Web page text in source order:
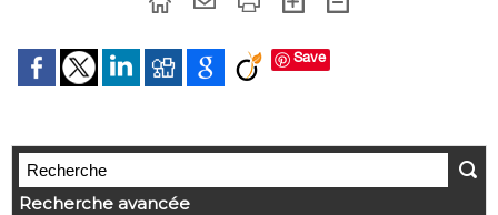
Save
Recherche avancée